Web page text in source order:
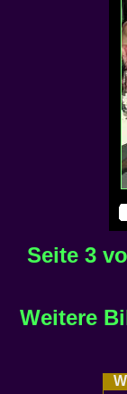
Seite 3
Weitere